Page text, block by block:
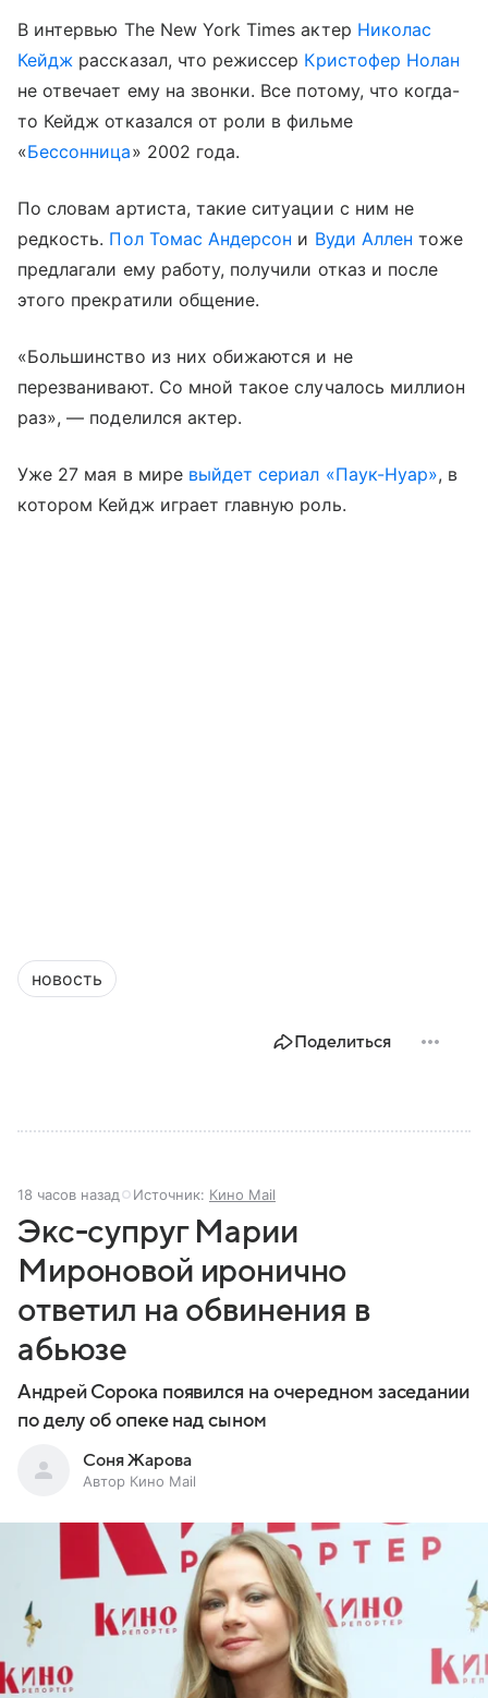
В интервью The New York Times актер Николас
Кейдж рассказал, что режиссер Кристофер Нолан
не отвечает ему на звонки. Все потому, что когда-
то Кейдж отказался от роли в фильме
«Бессонница» 2002 года.
По словам артиста, такие ситуации с ним не
редкость. Пол Томас Андерсон и Вуди Аллен тоже
предлагали ему работу, получили отказ и после
этого прекратили общение.
«Большинство из них обижаются и не
перезванивают. Со мной такое случалось миллион
раз», — поделился актер.
Уже 27 мая в мире выйдет сериал «Паук-Нуар», в
котором Кейдж играет главную роль.
новость
Поделиться
18 часов назад Источник: Кино Mail
Экс-супруг Марии
Мироновой иронично
ответил на обвинения в
абьюзе
Андрей Сорока появился на очередном заседании
по делу об опеке над сыном
Соня Жарова
Автор Кино Mail